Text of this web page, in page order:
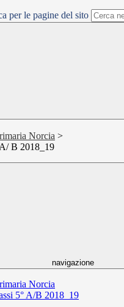
per le pagine del sito
Norcia >
B 2018_19
navigazione
Norcia
5° A/B 2018_19